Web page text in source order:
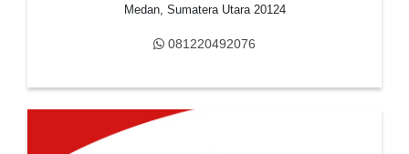
Medan, Sumatera Utara 20124
081220492076